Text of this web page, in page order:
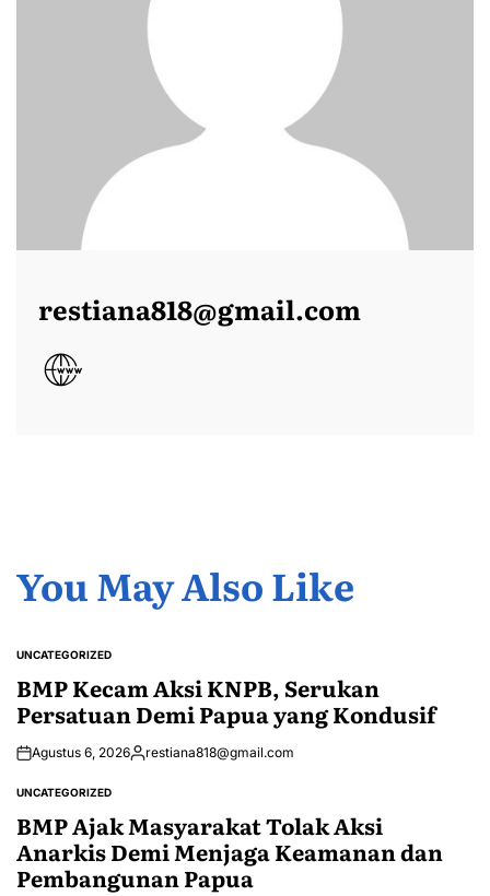
restiana818@gmail.com
You May Also Like
POSTED
UNCATEGORIZED
BMP Kecam Aksi KNPB, Serukan
Persatuan Demi Papua yang Kondusif
Agustus 6, 2026Posted
restiana818@gmail.com
POSTED
UNCATEGORIZED
BMP Ajak Masyarakat Tolak Aksi
Anarkis Demi Menjaga Keamanan dan
Pembangunan Papua